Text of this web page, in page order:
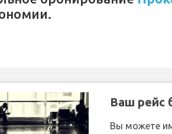
Ваш рейс
Вы можете